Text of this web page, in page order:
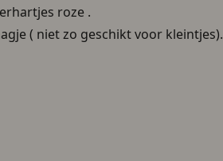
roze .
( niet zo geschikt voor kleintjes).